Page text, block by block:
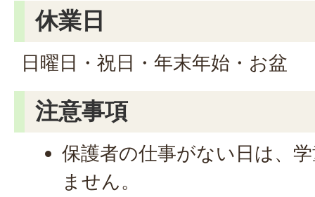
休業日
日曜日・祝日・年末年始・お盆
注意事項
保護者の仕事がない日は、
ません。